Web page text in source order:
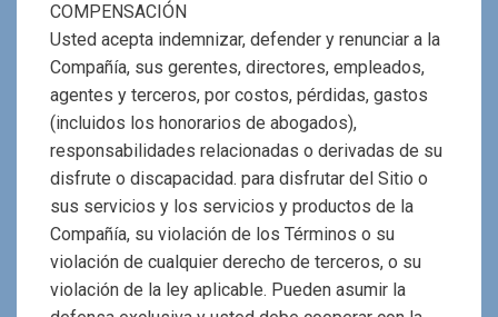
COMPENSACIÓN
Usted acepta indemnizar, defender y renunciar a la
Compañía, sus gerentes, directores, empleados,
agentes y terceros, por costos, pérdidas, gastos
(incluidos los honorarios de abogados),
responsabilidades relacionadas o derivadas de su
disfrute o discapacidad. para disfrutar del Sitio o
sus servicios y los servicios y productos de la
Compañía, su violación de los Términos o su
violación de cualquier derecho de terceros, o su
violación de la ley aplicable. Pueden asumir la